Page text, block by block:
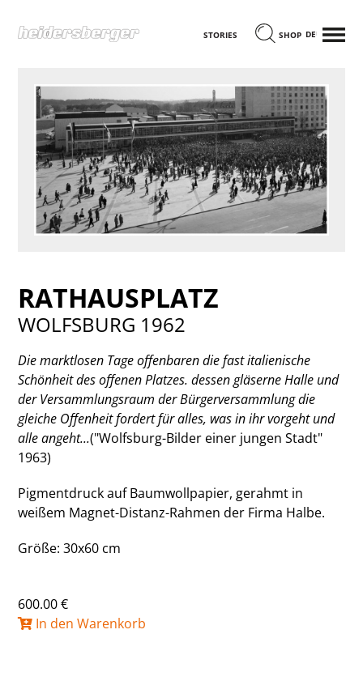
STORIES SHOP DEUTSCH
MENÜ
RATHAUSPLATZ
WOLFSBURG 1962
Die marktlosen Tage offenbaren die fast italienische
Schönheit des offenen Platzes. dessen gläserne Halle und
der Versammlungsraum der Bürgerversammlung die
gleiche Offenheit fordert für alles, was in ihr vorgeht und
alle angeht...("Wolfsburg-Bilder einer jungen Stadt"
1963)
Pigmentdruck auf Baumwollpapier, gerahmt in
weißem Magnet-Distanz-Rahmen der Firma Halbe.
Größe: 30x60 cm
600.00 €
In den Warenkorb